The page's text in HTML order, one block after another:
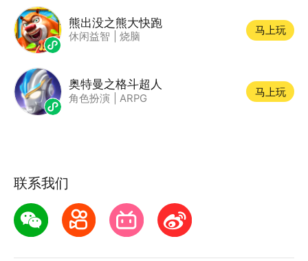
熊出没之熊大快跑
休闲益智 烧脑
马上玩
奥特曼之格斗超人
角色扮演 ARPG
马上玩
联系我们